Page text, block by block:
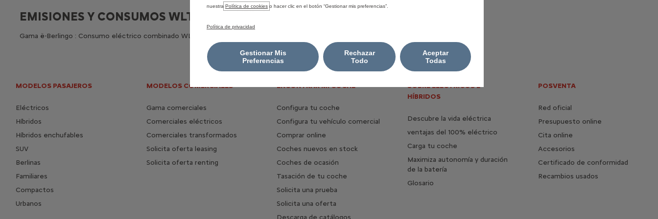
EMISIONES Y CONSUMOS WLTP
Gama ë-Berlingo : Consumo eléctrico combinado WLTP (Wh/km) 187. Emisiones CO2 WLTP (g/km): 0. Autonomía WLTP hasta 343.
MODELOS PASAJEROS
Eléctricos
Híbridos
Híbridos enchufables
SUV
Berlinas
Familiares
Compactos
Urbanos
MODELOS COMERCIALES
Gama comerciales
Comerciales eléctricos
Comerciales transformados
Solicita oferta leasing
Solicita oferta renting
ENCONTRAR MI COCHE
Configura tu coche
Configura tu vehículo comercial
Comprar online
Coches nuevos en stock
Coches de ocasión
Tasación de tu coche
Solicita una prueba
Solicita una oferta
Descarga de catálogos
SOBRE ELÉCTRICOS E
HÍBRIDOS
Descubre la vida eléctrica
ventajas del 100% eléctrico
Carga tu coche
Maximiza autonomía y duración
de la batería
Glosario
POSVENTA
Red oficial
Presupuesto online
Cita online
Accesorios
Certificado de conformidad
Recambios usados
nuestra Política de cookies o hacer clic en el botón “Gestionar mis preferencias”.
Política de privacidad
Gestionar Mis
Preferencias
Aceptar
Todas
Rechazar
Todo